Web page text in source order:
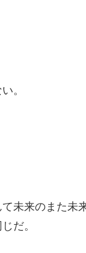
。
未来のまた未
だ。